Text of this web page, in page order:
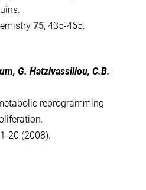
75, 435-465.
G. Hatzivassiliou, C.B.
reprogramming
20 (2008).